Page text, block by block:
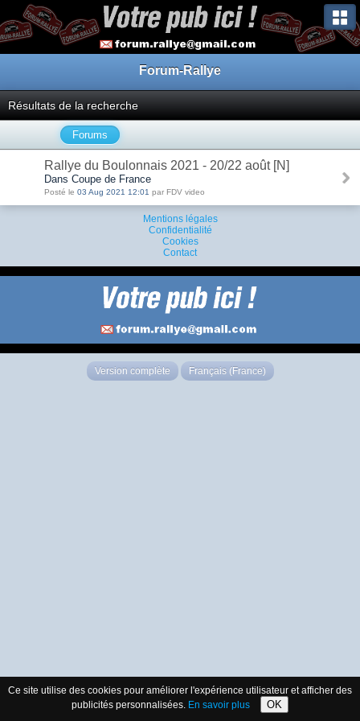
Forum-Rallye
Résultats de la recherche
Forums
Rallye du Boulonnais 2021 - 20/22 août [N]
Dans Coupe de France
Posté le 03 Aug 2021 12:01 par FDV video
Mentions légales
Confidentialité
Cookies
Contact
Version complète Français (France)
Ce site utilise des cookies pour améliorer l'expérience utilisateur et afficher des
publicités personnalisées. En savoir plus OK